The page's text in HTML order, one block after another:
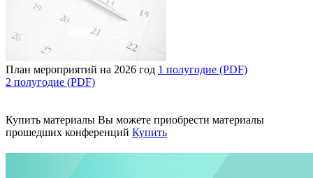
План мероприятий на 2026 год 1 полугодие (PDF)
2 полугодие (PDF)
Купить материалы Вы можете приобрести материалы
прошедших конференций Купить